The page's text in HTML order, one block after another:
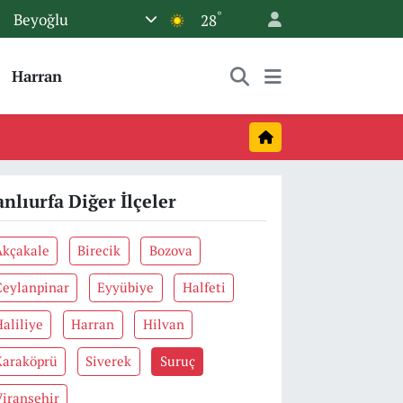
Beyoğlu 28°
Harran
Diğer İlçeler
Birecik Bozova
Eyyübiye Halfeti
Harran Hilvan
Siverek Suruç